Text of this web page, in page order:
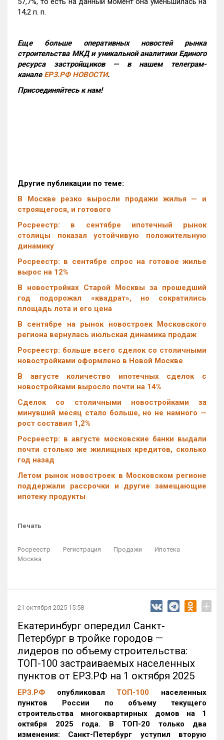
14,2 п. п.
Еще больше оперативных новостей рынка
строительства МКД и уникальной аналитики Единого
ресурса застройщиков — в нашем телеграм-
канале ЕРЗ.РФ НОВОСТИ.
Присоединяйтесь к нам!
Другие публикации по теме:
В Москве резко выросли продажи жилья — и
строящегося, и готового
Росреестр: в сентябре ипотечный рынок
столицы показал устойчивую положительную
динамику
Росреестр: в сентябре спрос на готовое жилье
вырос на 12%
В новостройках Старой Москвы за прошедший
год подорожал «квадрат», но сократились
площадь лота и его цена
В сентябре на рынок новостроек Московского
региона вернулась июльская динамика продаж
Росреестр: больше всего сделок со столичными
новостройками оформлено в Новой Москве
В августе количество ипотечных сделок с
новостройками выросло почти на 14%
Cделок со столичными новостройками за
минувший месяц стало больше, но не намного —
рост составил 1,2%
Росреестр: в августе московские банки выдали
почти столько же жилищных кредитов, сколько
год назад
Летом рынок новостроек в Московском регионе
поддержали рассрочки и другие замещающие
ипотеку продукты
Печать
Росреестр Регистрация Продажи
Ипотека
Москва
21 октября 2025 15:58 +
Екатеринбург опередил Санкт-
Петербург в тройке городов —
лидеров по объему строительства:
ТОП-100 застраиваемых населенных
пунктов от ЕРЗ.РФ на 1 октября 2025
ЕРЗ.РФ опубликовал ТОП-100 населенных
пунктов России по объему текущего
строительства многоквартирных домов на 1
октября 2025 года. В ТОП-20 только два
изменения: Санкт-Петербург уступил вторую